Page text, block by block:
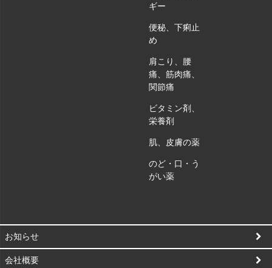
ギー
便秘、下痢止
め
肩こり、腰
痛、筋肉痛、
関節痛
ビタミン剤、
栄養剤
肌、皮膚の薬
のど・口・う
がい薬
お知らせ
会社概要